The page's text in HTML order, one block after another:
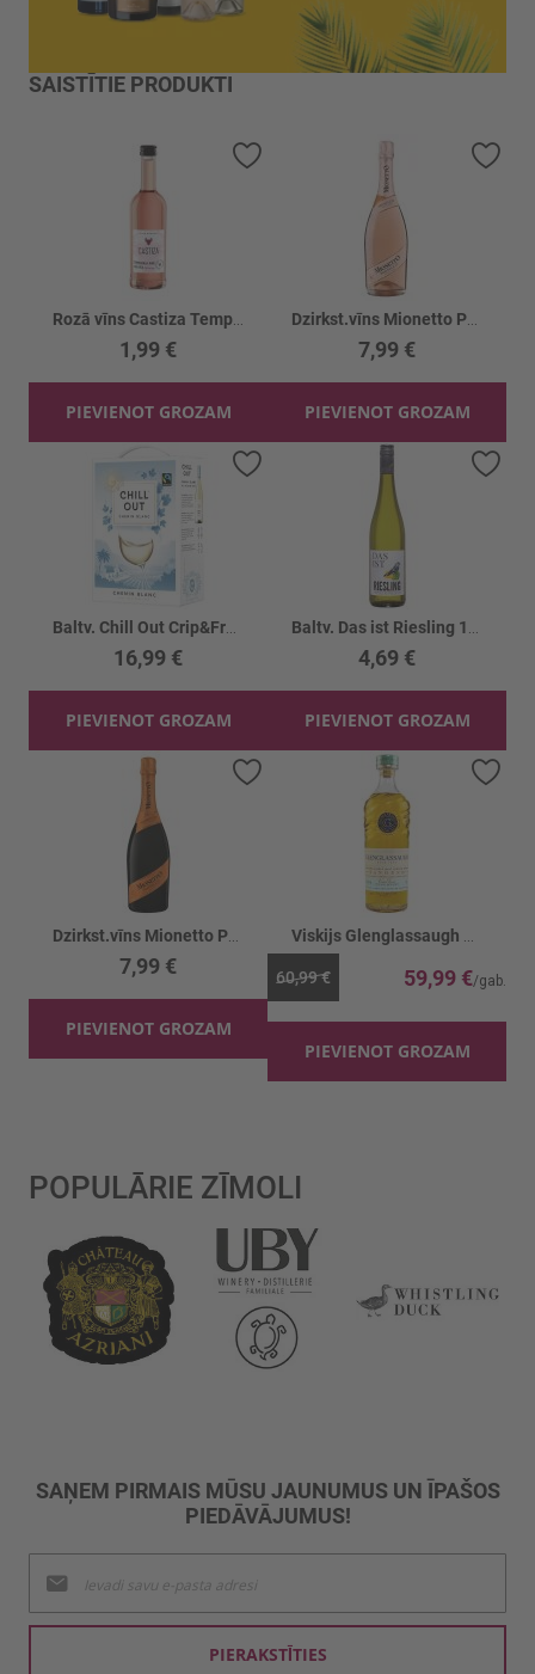
SAISTĪTIE PRODUKTI
1,99 €
PIEVIENOT GROZAM
7,99 €
PIEVIENOT GROZAM
16,99 €
PIEVIENOT GROZAM
4,69 €
PIEVIENOT GROZAM
7,99 €
PIEVIENOT GROZAM
Pievienot vēlmju sarakstam
60,99 € 59,99 €
PIEVIENOT GROZAM
POPULĀRIE ZĪMOLI
SAŅEM PIRMAIS MŪSU JAUNUMUS UN ĪPAŠOS
PIEDĀVĀJUMUS!
jaunumu
saņemšanai:
PIERAKSTĪTIES